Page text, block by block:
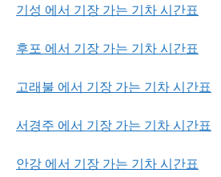
기성 에서 기장 가는 기차 시간표
후포 에서 기장 가는 기차 시간표
고래불 에서 기장 가는 기차 시간표
서경주 에서 기장 가는 기차 시간표
안강 에서 기장 가는 기차 시간표